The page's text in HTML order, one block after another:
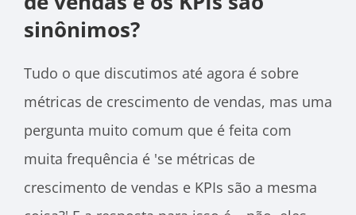
sinônimos?
Tudo o que discutimos até agora é sobre
métricas de crescimento de vendas, mas uma
pergunta muito comum que é feita com
muita frequência é 'se métricas de
crescimento de vendas e KPIs são a mesma